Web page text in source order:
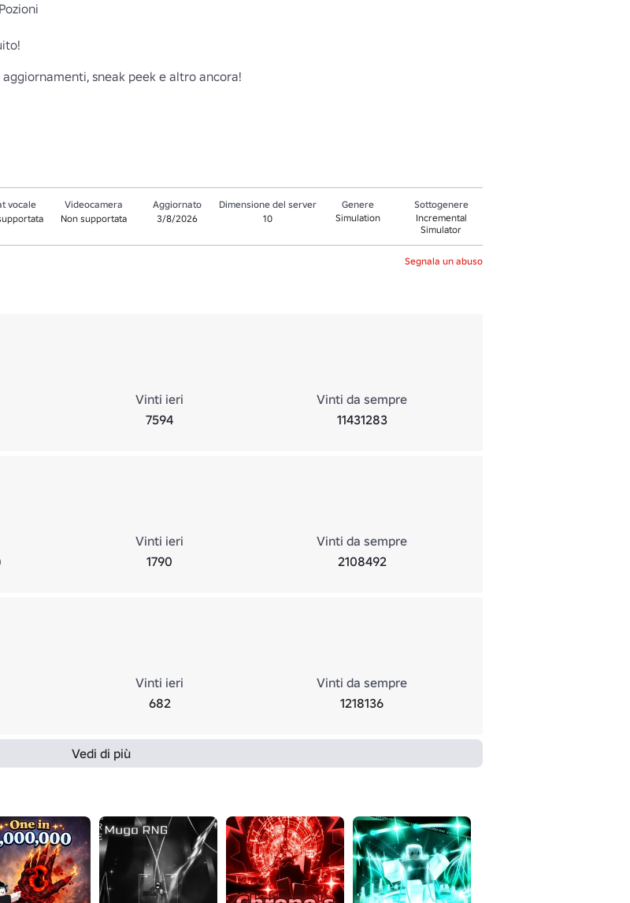
sneak peek e altro ancora!
vocale
Videocamera
Non supportata
Aggiornato
3/8/2026
Dimensione del server
10
Genere
Simulation
Sottogenere
Incremental
Simulator
Segnala un abuso
Vinti ieri
7594
Vinti da sempre
11431283
Vinti ieri
1790
Vinti da sempre
2108492
Vinti ieri
682
Vinti da sempre
1218136
Vedi di più